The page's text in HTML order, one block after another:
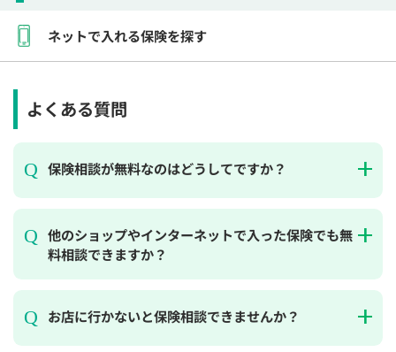
ネットで入れる保険を探す
よくある質問
保険相談が無料なのはどうしてですか？
他のショップやインターネットで入った保険でも無
料相談できますか？
お店に行かないと保険相談できませんか？